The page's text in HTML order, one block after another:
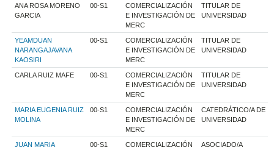
ANA ROSA MORENO
GARCIA
00-S1
COMERCIALIZACIÓN
E INVESTIGACIÓN DE
MERC
TITULAR DE
UNIVERSIDAD
YEAMDUAN
NARANGAJAVANA
KAOSIRI
00-S1
COMERCIALIZACIÓN
E INVESTIGACIÓN DE
MERC
TITULAR DE
UNIVERSIDAD
CARLA RUIZ MAFE 00-S1
COMERCIALIZACIÓN
E INVESTIGACIÓN DE
MERC
TITULAR DE
UNIVERSIDAD
MARIA EUGENIA RUIZ
MOLINA
00-S1
COMERCIALIZACIÓN
E INVESTIGACIÓN DE
MERC
CATEDRÁTICO/A DE
UNIVERSIDAD
JUAN MARIA
00-S1
COMERCIALIZACIÓN
ASOCIADO/A